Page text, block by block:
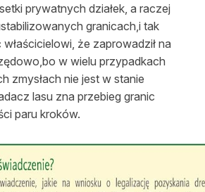
prywatnych działek, a raczej
granicach,i tak
że zaprowadził na
w wielu przypadkach
zmysłach nie jest w stanie
lasu zna przebieg granic
paru kroków.